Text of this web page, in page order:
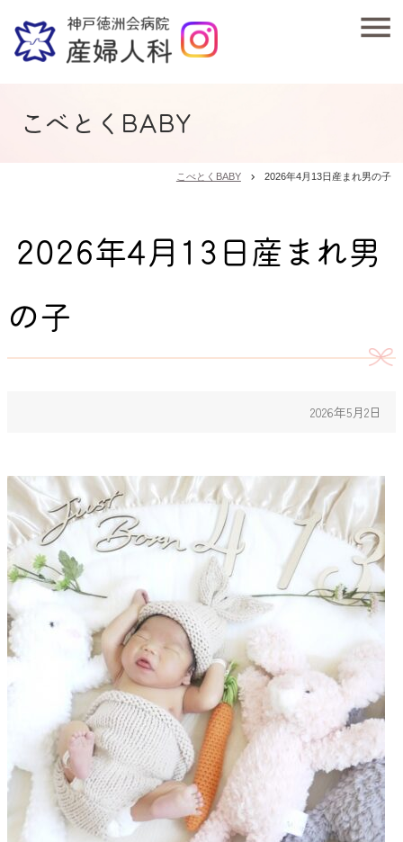
こべとくBABY
こべとくBABY chevron_right 2026年4月13日産まれ男の子
2026年4月13日産まれ男
の子
2026年5月2日